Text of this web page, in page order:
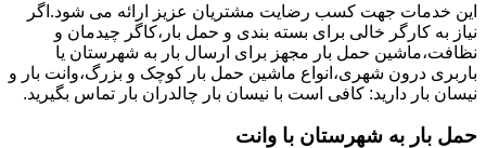
این خدمات جهت کسب رضایت مشتریان عزیز ارائه می شود.اگر
نیاز به کارگر خالی برای بسته بندی و حمل بار،کاگر چیدمان و
نظافت،ماشین حمل بار مجهز برای ارسال بار به شهرستان یا
باربری درون شهری،انواع ماشین حمل بار کوچک و بزرگ،وانت بار و
نیسان بار دارید: کافی است با نیسان بار چالدران بار تماس بگیرید.
حمل بار به شهرستان با وانت